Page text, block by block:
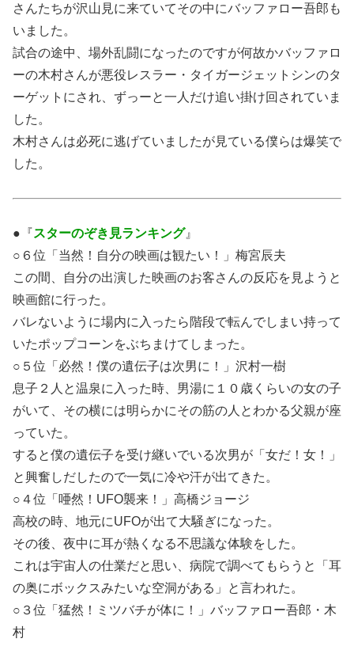
さんたちが沢山見に来ていてその中にバッファロー吾郎も
いました。
試合の途中、場外乱闘になったのですが何故かバッファロ
ーの木村さんが悪役レスラー・タイガージェットシンのタ
ーゲットにされ、ずっーと一人だけ追い掛け回されていま
した。
木村さんは必死に逃げていましたが見ている僕らは爆笑で
した。
●『スターのぞき見ランキング』
○６位「当然！自分の映画は観たい！」梅宮辰夫
この間、自分の出演した映画のお客さんの反応を見ようと
映画館に行った。
バレないように場内に入ったら階段で転んでしまい持って
いたポップコーンをぶちまけてしまった。
○５位「必然！僕の遺伝子は次男に！」沢村一樹
息子２人と温泉に入った時、男湯に１０歳くらいの女の子
がいて、その横には明らかにその筋の人とわかる父親が座
っていた。
すると僕の遺伝子を受け継いでいる次男が「女だ！女！」
と興奮しだしたので一気に冷や汗が出てきた。
○４位「唖然！UFO襲来！」高橋ジョージ
高校の時、地元にUFOが出て大騒ぎになった。
その後、夜中に耳が熱くなる不思議な体験をした。
これは宇宙人の仕業だと思い、病院で調べてもらうと「耳
の奥にボックスみたいな空洞がある」と言われた。
○３位「猛然！ミツバチが体に！」バッファロー吾郎・木
村